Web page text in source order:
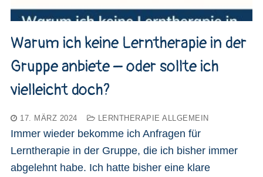
Warum ich keine Lerntherapie in der
Gruppe anbiete – oder sollte ich
vielleicht doch?
17. MÄRZ 2024 LERNTHERAPIE ALLGEMEIN
Immer wieder bekomme ich Anfragen für
Lerntherapie in der Gruppe, die ich bisher immer
abgelehnt habe. Ich hatte bisher eine klare